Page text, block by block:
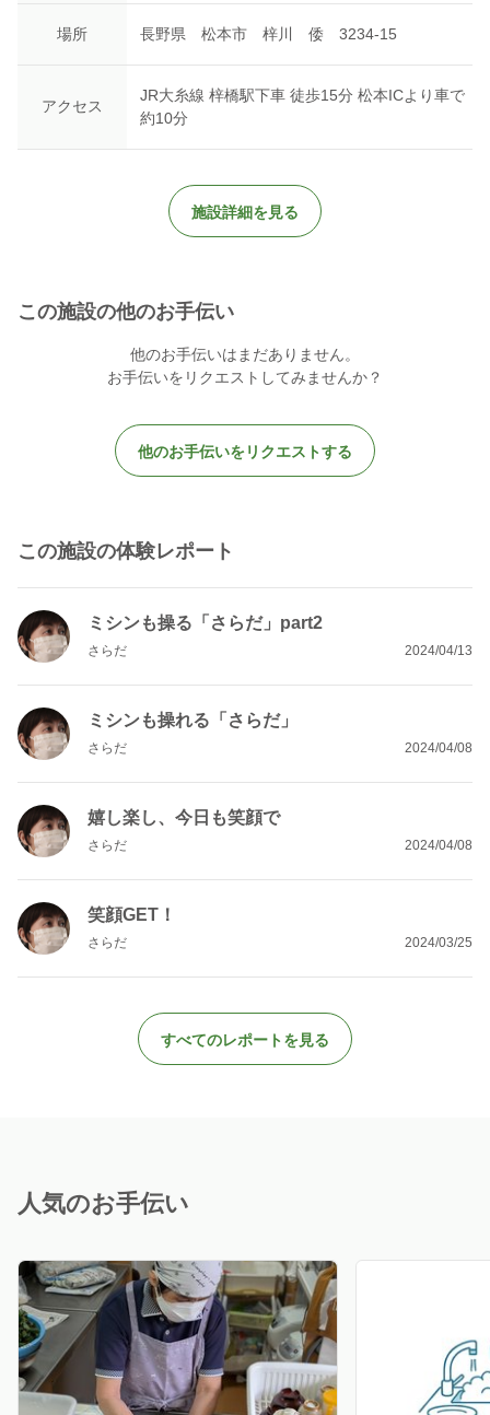
場所 長野県 松本市 梓川 倭 3234-15
アクセス
JR大糸線 梓橋駅下車 徒歩15分 松本ICより車で
約10分
施設詳細を見る
この施設の他のお手伝い
他のお手伝いはまだありません。
お手伝いをリクエストしてみませんか？
他のお手伝いをリクエストする
この施設の体験レポート
ミシンも操る「さらだ」part2
さらだ 2024/04/13
ミシンも操れる「さらだ」
さらだ 2024/04/08
嬉し楽し、今日も笑顔で
さらだ 2024/04/08
笑顔GET！
さらだ 2024/03/25
すべてのレポートを見る
人気のお手伝い